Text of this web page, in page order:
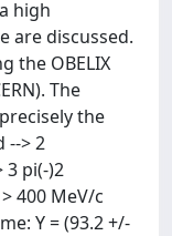
high
are discussed.
the OBELIX
The
the
--> 2
3 pi(-)2
400 MeV/c
Y = (93.2 +/-